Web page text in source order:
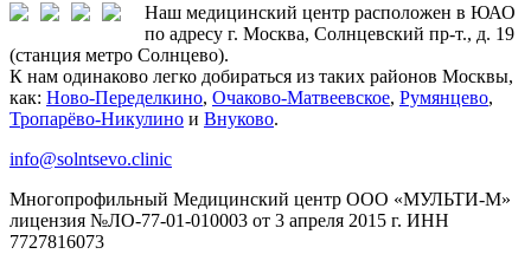
Наш медицинский центр расположен в ЮАО
по адресу г. Москва, Солнцевский пр-т., д. 19
(станция метро Солнцево).
К нам одинаково легко добираться из таких районов Москвы,
как: Ново-Переделкино, Очаково-Матвеевское, Румянцево,
Тропарёво-Никулино и Внуково.
info@solntsevo.clinic
Многопрофильный Медицинский центр ООО «МУЛЬТИ-М»
лицензия №ЛО-77-01-010003 от 3 апреля 2015 г. ИНН
7727816073